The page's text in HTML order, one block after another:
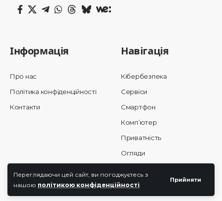
Переглядаючи цей сайт, ви погоджуєтесь з
нашою політикою конфіденційності
Прийняти
Інформація
Про нас
Політика конфіденційності
Контакти
Навігація
Кібербезпека
Сервіси
Смартфон
Комп’ютер
Приватність
Огляди
Партнерські матеріали